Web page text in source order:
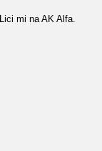
Lici mi na AK Alfa.